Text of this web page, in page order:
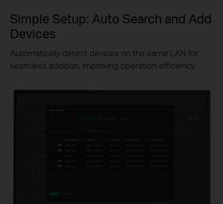
Simple Setup: Auto Search and Add
Devices
Automatically detect devices on the same LAN for
seamless addition, improving operation efficiency.